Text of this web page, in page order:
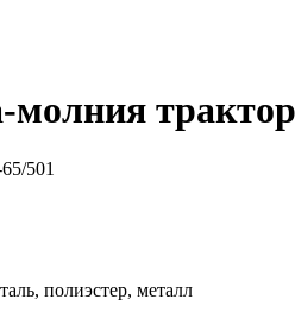
молния
501
полиэстер, металл